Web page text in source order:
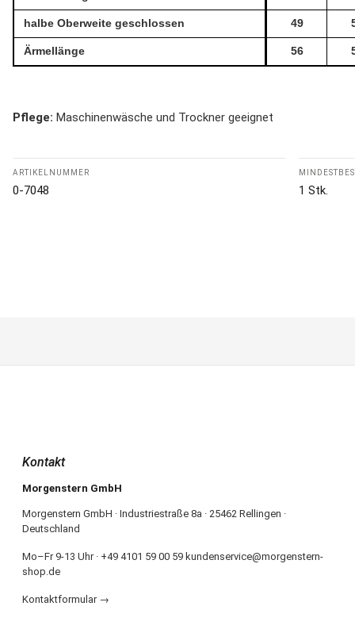
halbe Oberweite geschlossen 49
Ärmellänge 56
Pflege: Maschinenwäsche und Trockner geeignet
ARTIKELNUMMER
0-7048 1 Stk.
Kontakt
Morgenstern GmbH
Morgenstern GmbH · Industriestraße 8a · 25462 Rellingen ·
Deutschland
Mo–Fr 9-13 Uhr · +49 4101 59 00 59 kundenservice@morgenstern-
shop.de
Kontaktformular →